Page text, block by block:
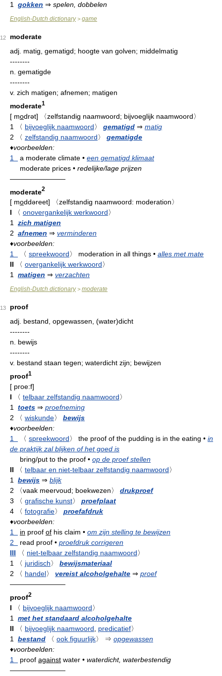
1
gokken ⇒ spelen, dobbelen
English-Dutch dictionary> game
12
moderate
adj. matig, gematigd; hoogte van golven; middelmatig
--------
n. gematigde
--------
v. zich matigen; afnemen; matigen
moderate1
[ modrət]
〈zelfstandig naamwoord; bijvoeglijk naamwoord〉
1
〈 bijvoeglijk naamwoord〉 gematigd ⇒ matig
2
〈 zelfstandig naamwoord〉
gematigde
♦voorbeelden:
1
a moderate climate • een gematigd klimaat
moderate prices • redelijke/lage prijzen
————————
moderate2
[ moddəreet]
〈zelfstandig naamwoord: moderation〉
I
〈 onovergankelijk werkwoord〉
1 zich matigen
2 afnemen ⇒ verminderen
♦voorbeelden:
1
〈 spreekwoord〉 moderation in all things • alles met mate
II
〈 overgankelijk werkwoord〉
1 matigen ⇒ verzachten
English-Dutch dictionary> moderate
13
proof
adj. bestand, opgewassen, (water)dicht
--------
n. bewijs
--------
v. bestand staan tegen; waterdicht zijn; bewijzen
proof1
[ proe:f]
I
〈 telbaar zelfstandig naamwoord〉
1
toets ⇒ proefneming
2
〈 wiskunde〉
bewijs
♦voorbeelden:
1
〈 spreekwoord〉 the proof of the pudding is in the eating • in
de praktijk zal blijken of het goed is
bring/put to the proof • op de proef stellen
II
〈 telbaar en niet-telbaar zelfstandig naamwoord〉
1
bewijs ⇒ blijk
2
〈vaak meervoud; boekwezen〉
drukproef
3
〈 grafische kunst〉
proefplaat
4
〈 fotografie〉
proefafdruk
♦voorbeelden:
1
in proof of his claim • om zijn stelling te bewijzen
2
read proof • proefdruk corrigeren
III
〈 niet-telbaar zelfstandig naamwoord〉
1
〈 juridisch〉
bewijsmateriaal
2
〈 handel〉 vereist alcoholgehalte ⇒ proef
————————
proof2
I 〈 bijvoeglijk naamwoord〉
1
met het standaard alcoholgehalte
II
〈 bijvoeglijk naamwoord predicatief〉
1
bestand 〈 ook figuurlijk〉 ⇒ opgewassen
♦voorbeelden:
1
proof against water • waterdicht, waterbestendig
————————